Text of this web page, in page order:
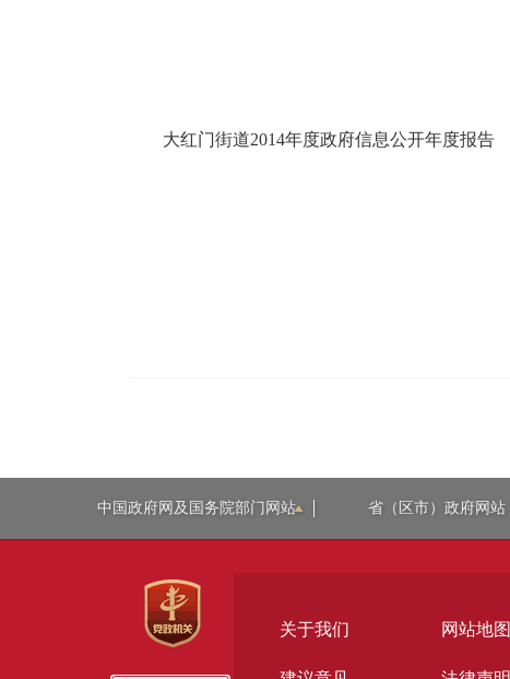
大红门街道2014年度政府信息公开年度报告
中国政府网及国务院部门网站 省（区市）政府网站
关于我们 网站地图